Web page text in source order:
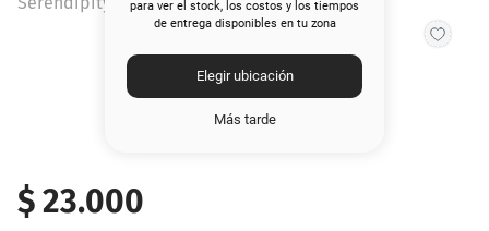
para ver el stock, los costos y los tiempos
de entrega disponibles en tu zona
Elegir ubicación
Más tarde
$23.000
9. nyx